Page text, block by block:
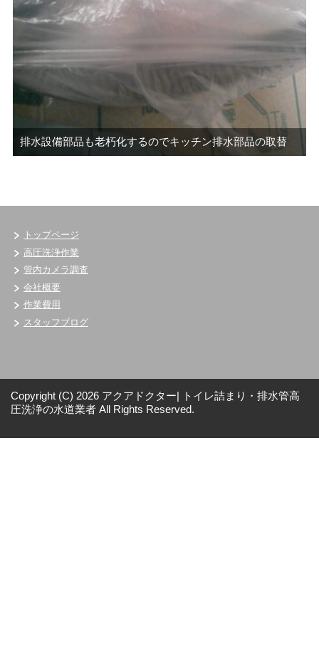
排水設備部品も老朽化するのでキッチン排水部品の取替
トップページ
高圧洗浄作業
管内カメラ調査
会社概要
作業費用
スタッフブログ
Copyright (C) 2026 アクアドクター| トイレ詰まり・排水管高
圧洗浄の水道業者 All Rights Reserved.